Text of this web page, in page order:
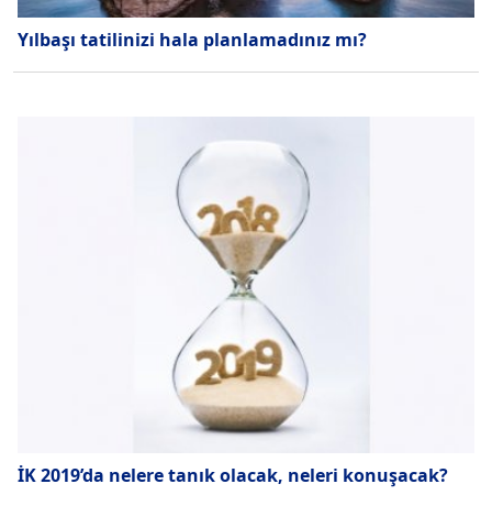
Yılbaşı tatilinizi hala planlamadınız mı?
İK 2019’da nelere tanık olacak, neleri konuşacak?